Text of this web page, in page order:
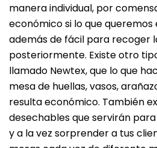
manera individual, por
económico si lo que queremos
además de fácil para recoger
posteriormente. Existe otro
llamado Newtex, que lo que
mesa de huellas, vasos,
resulta económico. También
desechables que servirán
y a la vez sorprender a tus